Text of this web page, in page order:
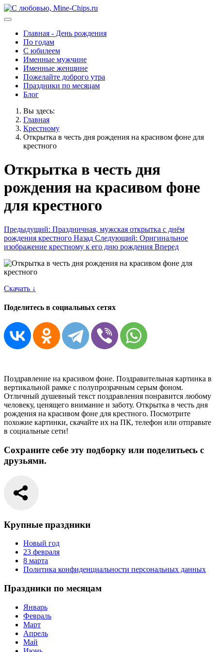
Главная - День рождения
По годам
С юбилеем
Именные мужчине
Именные женщине
Пожелайте доброго утра
Праздники по месяцам
Блог
Вы здесь:
Главная
Крестному
Открытка в честь дня рождения на красивом фоне для
крестного
Открытка в честь дня
рождения на красивом фоне
для крестного
Предыдущий: Праздничная, мужская открытка с днём
рождения крестного Назад Следующий: Оригинальное
изображение крестному к его дню рождения Вперед
Скачать ↓
Поделитесь в социальных сетях
Поздравление на красивом фоне. Поздравительная картинка в
вертикальной рамке с полупрозрачным серым фоном.
Отличный душевный текст поздравления понравится любому
человеку, ценящего внимание и заботу. Открытка в честь дня
рождения на красивом фоне для крестного. Посмотрите
похожие картинки, скачайте их на ПК, телефон или отправьте
в социальные сети!
Сохраните себе эту подборку или поделитьесь с
друзьями.
Крупные праздники
Новый год
23 февраля
8 марта
Политика конфиденциальности персональных данных
Праздники по месяцам
Январь
Февраль
Март
Апрель
Май